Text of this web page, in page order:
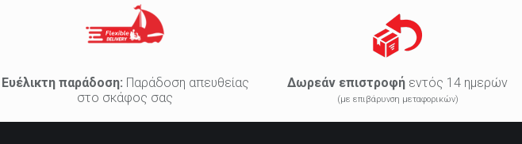
Ευέλικτη παράδοση: Παράδοση απευθείας
στο σκάφος σας
Δωρεάν επιστροφή εντός 14 ημερών
(με επιβάρυνση μεταφορικών)